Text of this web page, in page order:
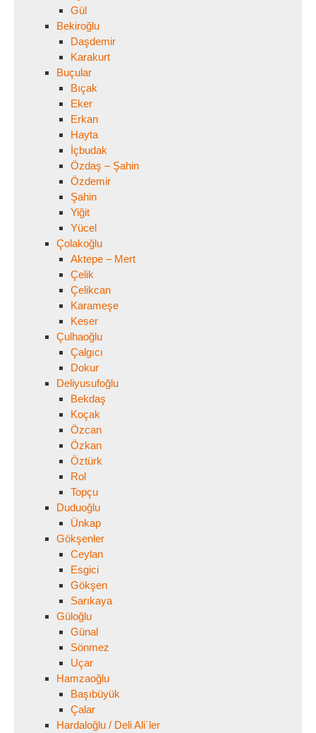
Gül
Bekiroğlu
Daşdemir
Karakurt
Buçular
Bıçak
Eker
Erkan
Hayta
İçbudak
Özdaş – Şahin
Özdemir
Şahin
Yiğit
Yücel
Çolakoğlu
Aktepe – Mert
Çelik
Çelikcan
Karameşe
Keser
Çulhaoğlu
Çalgıcı
Dokur
Deliyusufoğlu
Bekdaş
Koçak
Özcan
Özkan
Öztürk
Rol
Topçu
Duduoğlu
Ünkap
Gökşenler
Ceylan
Esgici
Gökşen
Sarıkaya
Güloğlu
Günal
Sönmez
Uçar
Hamzaoğlu
Başıbüyük
Çalar
Hardaloğlu / Deli Ali´ler